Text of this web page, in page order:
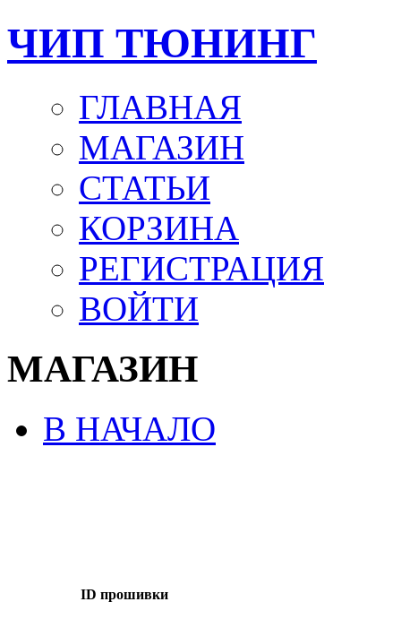
ЧИП ТЮНИНГ
ГЛАВНАЯ
МАГАЗИН
СТАТЬИ
КОРЗИНА
РЕГИСТРАЦИЯ
ВОЙТИ
МАГАЗИН
В НАЧАЛО
ID прошивки